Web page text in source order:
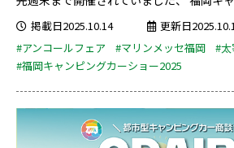
掲載日2025.10.14
更新日
#アンコールフェア
#マリンメッセ福岡 #
#福岡キャンピングカーショー2025